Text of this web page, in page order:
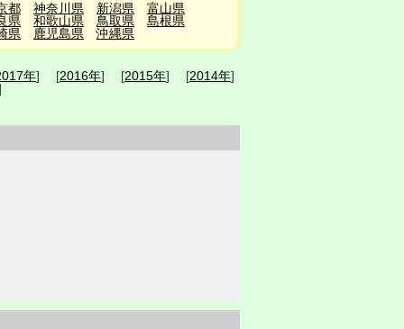
都 神奈川県 新潟県
富山県
県
和歌山県 鳥取県
島根県
県
鹿児島県 沖縄県
年] [2016年] [2015年] [2014年]